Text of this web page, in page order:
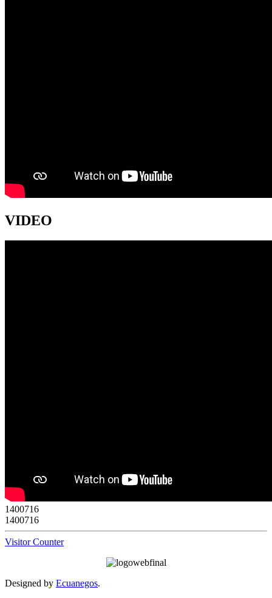
VIDEO
1400716
1400716
Visitor Counter
Designed by Ecuanegos.